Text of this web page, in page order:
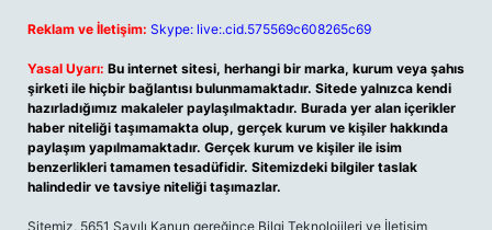
Reklam ve İletişim: Skype: live:.cid.575569c608265c69
Yasal Uyarı: Bu internet sitesi, herhangi bir marka, kurum veya şahıs
şirketi ile hiçbir bağlantısı bulunmamaktadır. Sitede yalnızca kendi
hazırladığımız makaleler paylaşılmaktadır. Burada yer alan içerikler
haber niteliği taşımamakta olup, gerçek kurum ve kişiler hakkında
paylaşım yapılmamaktadır. Gerçek kurum ve kişiler ile isim
benzerlikleri tamamen tesadüfidir. Sitemizdeki bilgiler taslak
halindedir ve tavsiye niteliği taşımazlar.
Sitemiz, 5651 Sayılı Kanun gereğince Bilgi Teknolojileri ve İletişim